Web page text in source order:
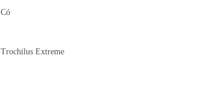
Có
Trochilus Extreme